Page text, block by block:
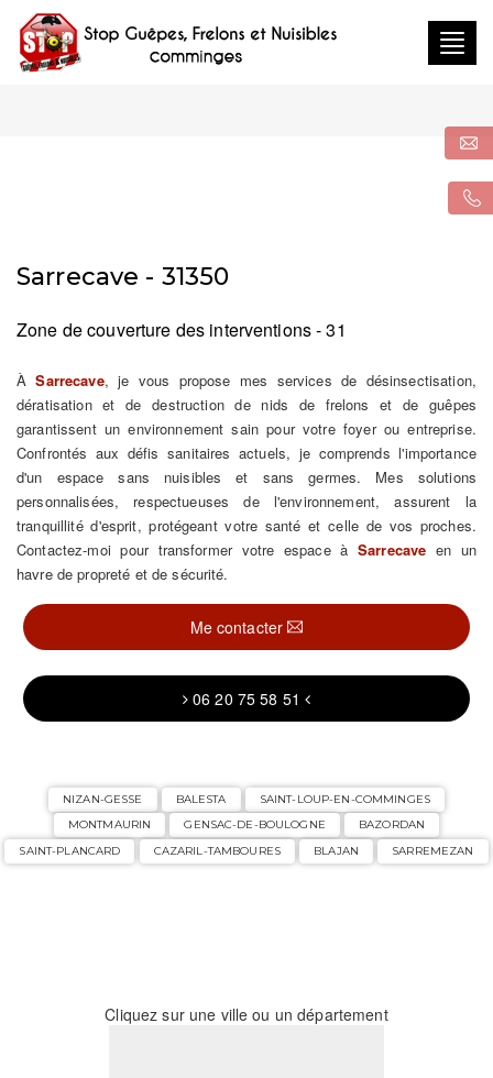
Sarrecave - 31350
Zone de couverture des interventions - 31
ÀSarrecave, je vous propose mes services de désinsectisation,
dératisation et de destruction de nids de frelons et de guêpes
garantissent un environnement sain pour votre foyer ou entreprise.
Confrontés aux défis sanitaires actuels, je comprends l'importance
d'un espace sans nuisibles et sans germes. Mes solutions
personnalisées, respectueuses de l'environnement, assurent la
tranquillité d'esprit, protégeant votre santé et celle de vos proches.
Contactez-moi pour transformer votre espace àSarrecave en un
havre de propreté et de sécurité.
Me contacter
06 20 75 58 51
NIZAN-GESSE BALESTA
SAINT-LOUP-EN-COMMINGES
MONTMAURIN
GENSAC-DE-BOULOGNE
BAZORDAN
SAINT-PLANCARD
CAZARIL-TAMBOURES BLAJAN SARREMEZAN
Cliquez sur une ville ou un département